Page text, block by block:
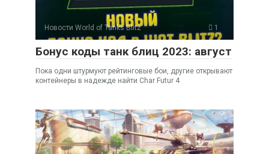
Новости World of Tanks Blitz 1
Бонус коды танк блиц 2023: август
Пока одни штурмуют рейтинговые бои, другие открывают
контейнеры в надежде найти Char Futur 4